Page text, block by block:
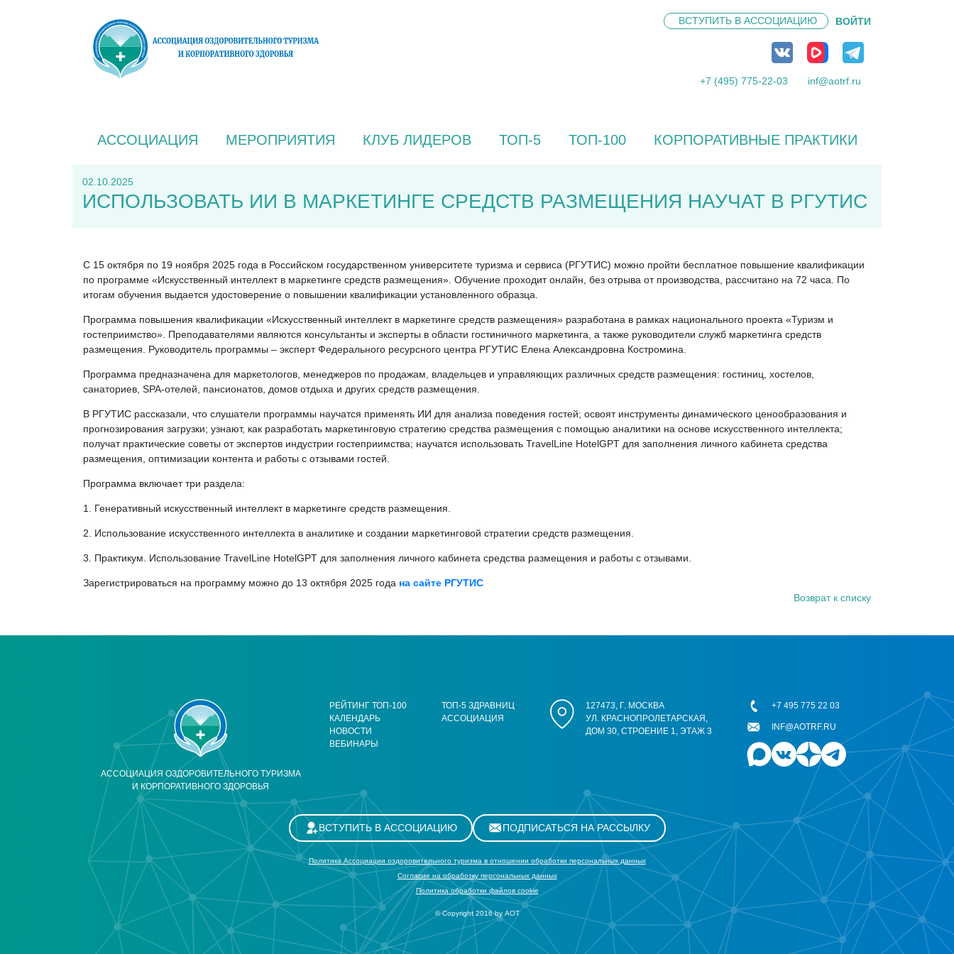
ВСТУПИТЬ В АССОЦИАЦИЮ ВОЙТИ
+7 (495) 775-22-03 inf@aotrf.ru
АССОЦИАЦИЯ МЕРОПРИЯТИЯ КЛУБ ЛИДЕРОВ ТОП-5 ТОП-100 КОРПОРАТИВНЫЕ ПРАКТИКИ
02.10.2025
ИСПОЛЬЗОВАТЬ ИИ В МАРКЕТИНГЕ СРЕДСТВ РАЗМЕЩЕНИЯ НАУЧАТ В РГУТИС
С 15 октября по 19 ноября 2025 года в Российском государственном университете туризма и сервиса (РГУТИС) можно пройти бесплатное повышение квалификации
по программе «Искусственный интеллект в маркетинге средств размещения». Обучение проходит онлайн, без отрыва от производства, рассчитано на 72 часа. По
итогам обучения выдается удостоверение о повышении квалификации установленного образца.
Программа повышения квалификации «Искусственный интеллект в маркетинге средств размещения» разработана в рамках национального проекта «Туризм и
гостеприимство». Преподавателями являются консультанты и эксперты в области гостиничного маркетинга, а также руководители служб маркетинга средств
размещения. Руководитель программы – эксперт Федерального ресурсного центра РГУТИС Елена Александровна Костромина.
Программа предназначена для маркетологов, менеджеров по продажам, владельцев и управляющих различных средств размещения: гостиниц, хостелов,
санаториев, SPA-отелей, пансионатов, домов отдыха и других средств размещения.
В РГУТИС рассказали, что слушатели программы научатся применять ИИ для анализа поведения гостей; освоят инструменты динамического ценообразования и
прогнозирования загрузки; узнают, как разработать маркетинговую стратегию средства размещения с помощью аналитики на основе искусственного интеллекта;
получат практические советы от экспертов индустрии гостеприимства; научатся использовать TravelLine HotelGPT для заполнения личного кабинета средства
размещения, оптимизации контента и работы с отзывами гостей.
Программа включает три раздела:
1. Генеративный искусственный интеллект в маркетинге средств размещения.
2. Использование искусственного интеллекта в аналитике и создании маркетинговой стратегии средств размещения.
3. Практикум. Использование TravelLine HotelGPT для заполнения личного кабинета средства размещения и работы с отзывами.
Зарегистрироваться на программу можно до 13 октября 2025 года на сайте РГУТИС
Возврат к списку
АССОЦИАЦИЯ ОЗДОРОВИТЕЛЬНОГО ТУРИЗМА
И КОРПОРАТИВНОГО ЗДОРОВЬЯ
РЕЙТИНГ ТОП-100
КАЛЕНДАРЬ
НОВОСТИ
ВЕБИНАРЫ
ТОП-5 ЗДРАВНИЦ
АССОЦИАЦИЯ
127473, Г. МОСКВА
УЛ. КРАСНОПРОЛЕТАРСКАЯ,
ДОМ 30, СТРОЕНИЕ 1, ЭТАЖ 3
+7 495 775 22 03
INF@AOTRF.RU
ВСТУПИТЬ В АССОЦИАЦИЮ ПОДПИСАТЬСЯ НА РАССЫЛКУ
Политика Ассоциации оздоровительного туризма в отношении обработки персональных данных
Cогласие на обработку персональных данных
Политика обработки файлов cookie
© Copyright 2016 by АОТ